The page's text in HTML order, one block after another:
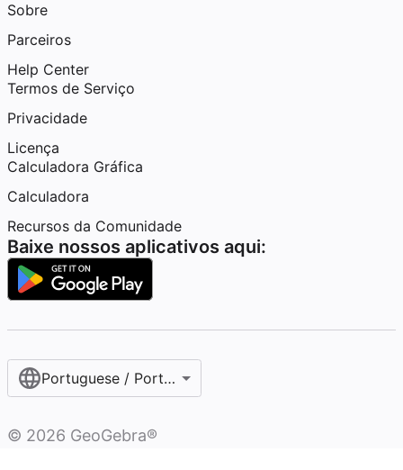
Sobre
Parceiros
Help Center
Termos de Serviço
Privacidade
Licença
Calculadora Gráfica
Calculadora
Recursos da Comunidade
Baixe nossos aplicativos aqui:
Portuguese / Português (Brasil)
© 2026 GeoGebra®